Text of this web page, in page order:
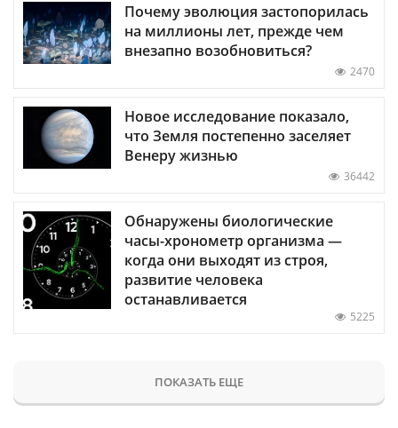
Почему эволюция застопорилась
на миллионы лет, прежде чем
внезапно возобновиться?
2470
Новое исследование показало,
что Земля постепенно заселяет
Венеру жизнью
36442
Обнаружены биологические
часы-хронометр организма —
когда они выходят из строя,
развитие человека
останавливается
5225
ПОКАЗАТЬ ЕЩЕ